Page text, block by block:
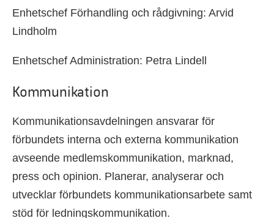
Enhetschef Förhandling och rådgivning: Arvid
Lindholm
Enhetschef Administration: Petra Lindell
Kommunikation
Kommunikationsavdelningen ansvarar för
förbundets interna och externa kommunikation
avseende medlemskommunikation, marknad,
press och opinion. Planerar, analyserar och
utvecklar förbundets kommunikationsarbete samt
stöd för ledningskommunikation.